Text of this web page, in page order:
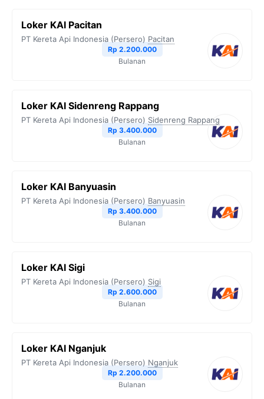
Loker KAI Pacitan
PT Kereta Api Indonesia (Persero) Pacitan
Rp 2.200.000
Bulanan
Loker KAI Sidenreng Rappang
PT Kereta Api Indonesia (Persero) Sidenreng Rappang
Rp 3.400.000
Bulanan
Loker KAI Banyuasin
PT Kereta Api Indonesia (Persero) Banyuasin
Rp 3.400.000
Bulanan
Loker KAI Sigi
PT Kereta Api Indonesia (Persero) Sigi
Rp 2.600.000
Bulanan
Loker KAI Nganjuk
PT Kereta Api Indonesia (Persero) Nganjuk
Rp 2.200.000
Bulanan